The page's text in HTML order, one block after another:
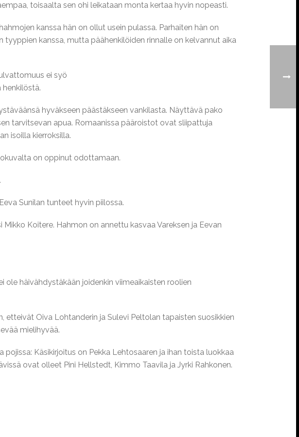
toisaalta sen ohi leikataan monta kertaa hyvin nopeasti.
kanssa hän on ollut usein pulassa. Parhaiten hän on
tyyppien kanssa, mutta päähenkilöiden rinnalle on kelvannut aika
ei syö
hyväkseen päästäkseen vankilasta. Näyttävä pako
tarvitsevan apua. Romaanissa pääroistot ovat sliipattuja
isoilla kierroksilla.
on oppinut odottamaan.
Sunilan tunteet hyvin piilossa.
Koitere. Hahmon on annettu kasvaa Vareksen ja Eevan
ole häivähdystäkään joidenkin viimeaikaisten roolien
Oiva Lohtanderin ja Sulevi Peltolan tapaisten suosikkien
mielihyvää.
Käsikirjoitus on Pekka Lehtosaaren ja ihan toista luokkaa
ovat olleet Pini Hellstedt, Kimmo Taavila ja Jyrki Rahkonen.